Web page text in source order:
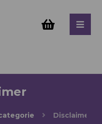
Disclaimer